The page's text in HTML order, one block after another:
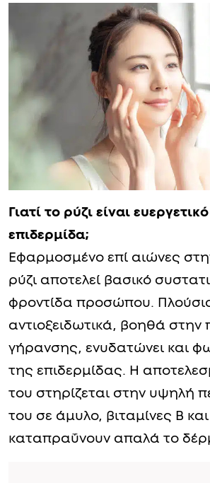
Γιατί το ρύζι είναι
επιδερμίδα;
Εφαρμοσμένο επί αιώνες
ρύζι αποτελεί βασικό
φροντίδα προσώπου.
αντιοξειδωτικά, βοηθά
γήρανσης, ενυδατώνει και
της επιδερμίδας. Η
του στηρίζεται στην υψηλή
του σε άμυλο, βιταμίνες Β
καταπραΰνουν απαλά το